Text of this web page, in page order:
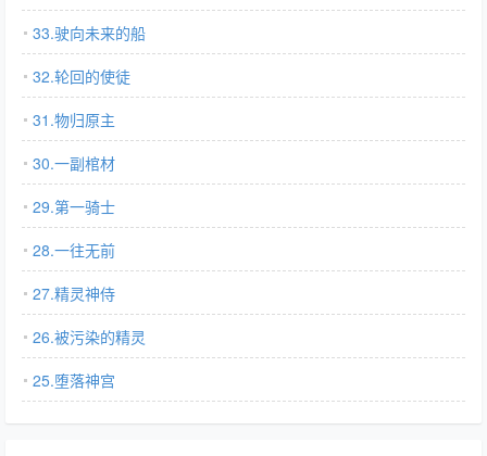
33.驶向未来的船
32.轮回的使徒
31.物归原主
30.一副棺材
29.第一骑士
28.一往无前
27.精灵神侍
26.被污染的精灵
25.堕落神宫